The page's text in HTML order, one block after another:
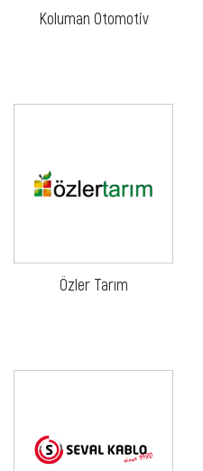
Koluman Otomotiv
Özler Tarım